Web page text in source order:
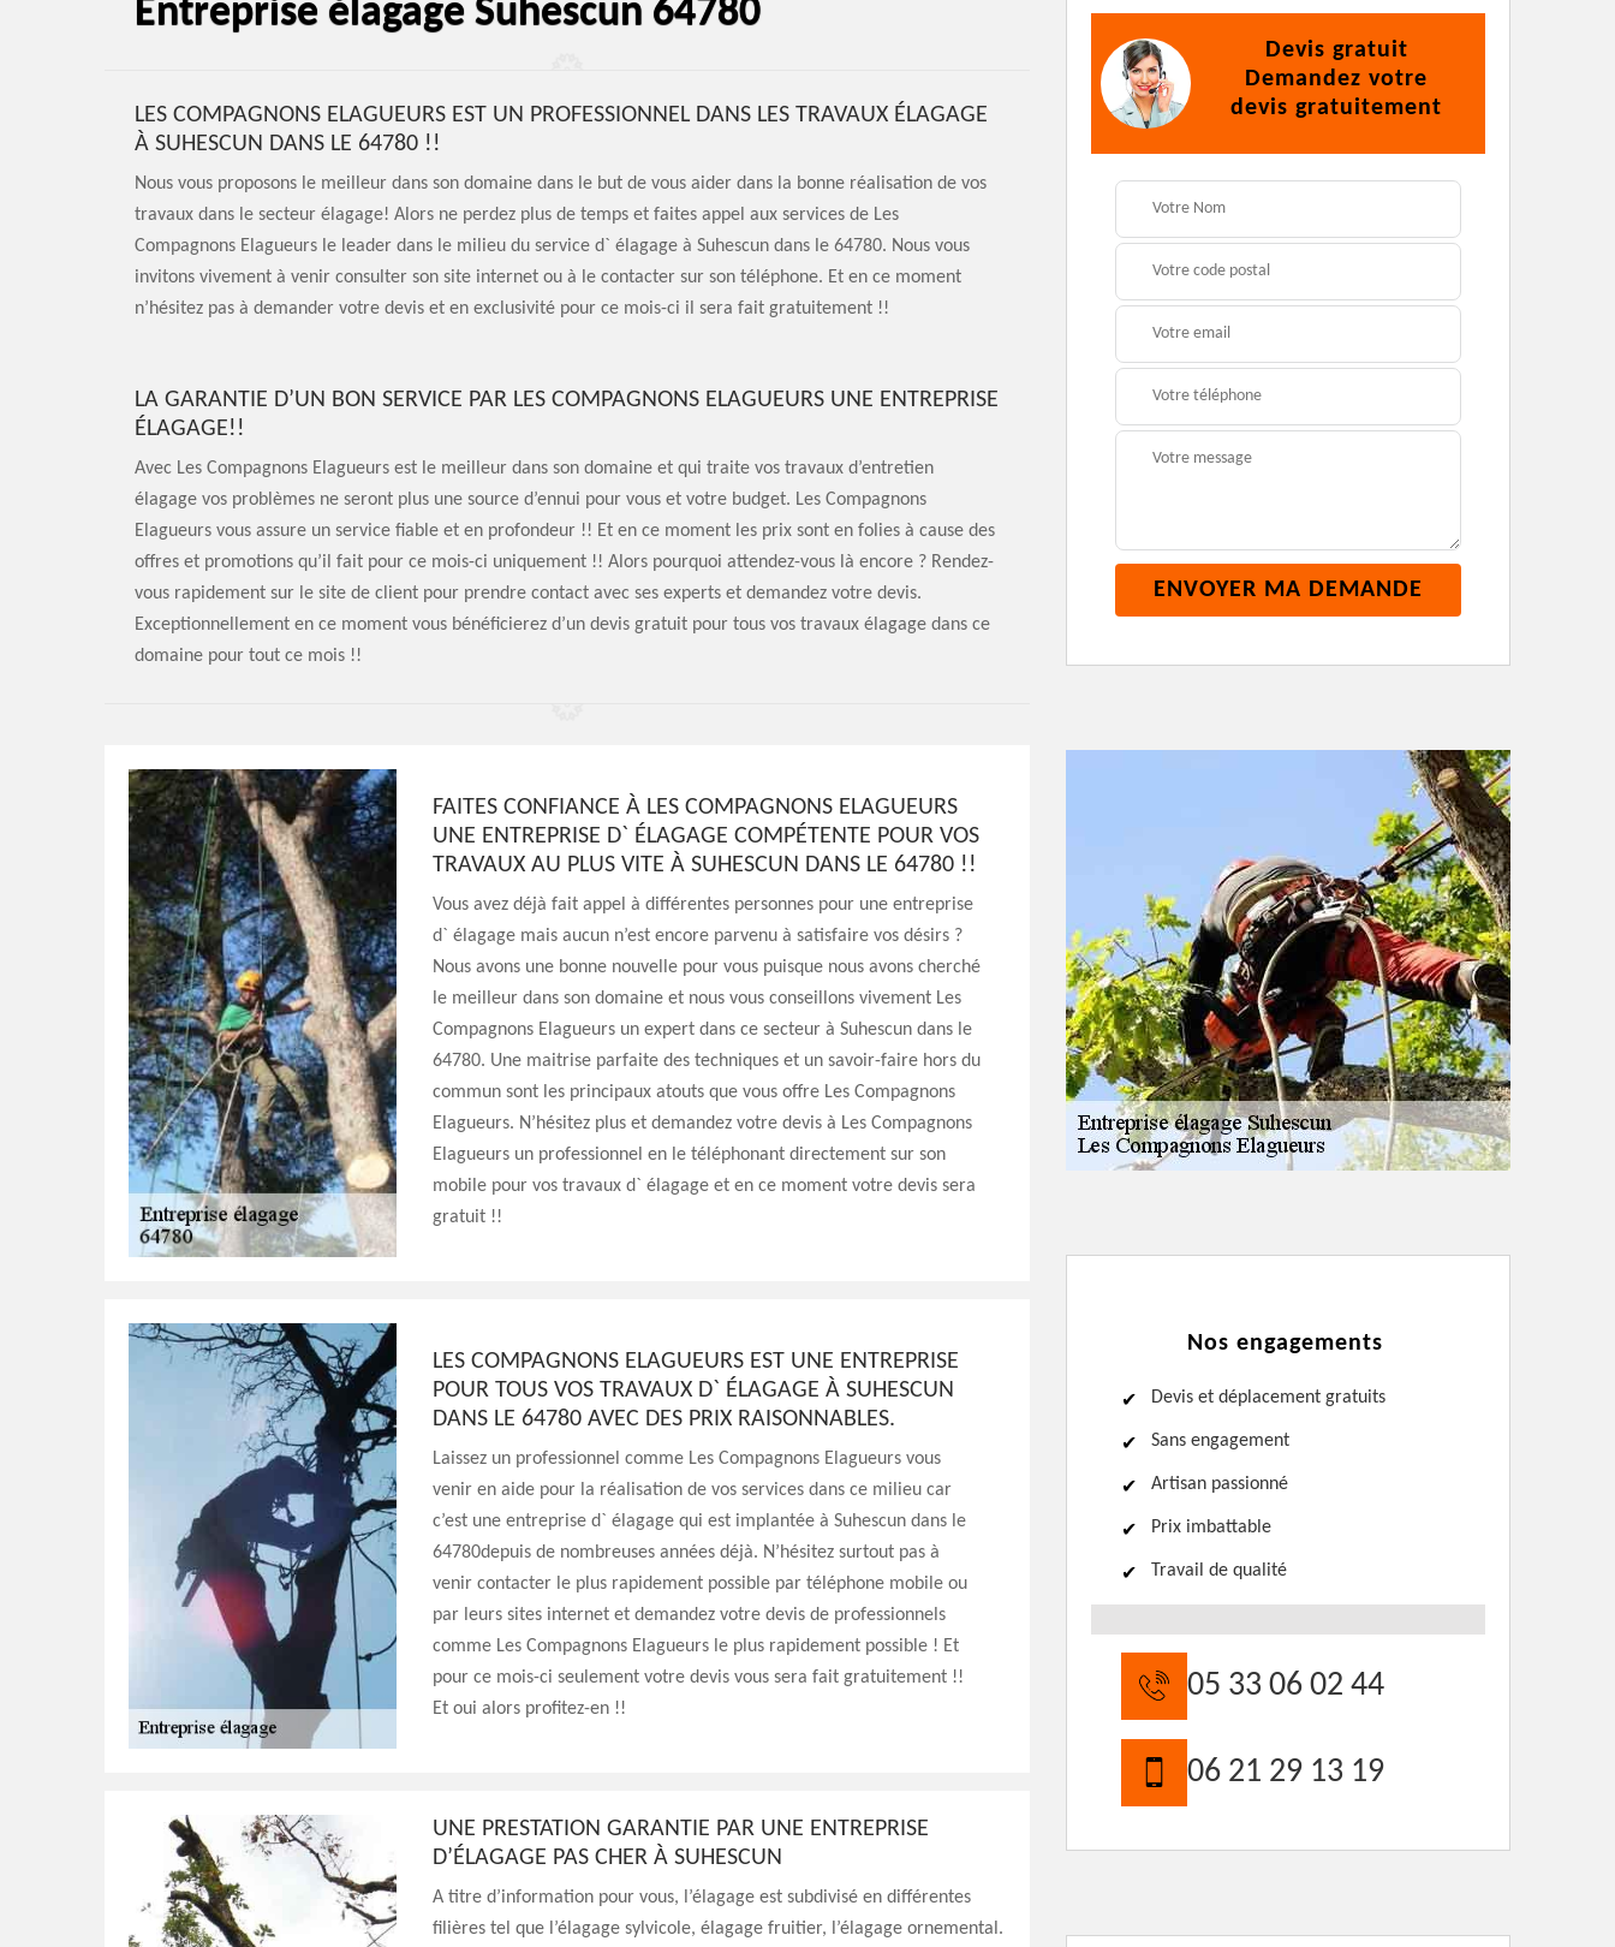
Entreprise élagage Suhescun 64780
LES COMPAGNONS ELAGUEURS EST UN PROFESSIONNEL DANS LES TRAVAUX ÉLAGAGE
À SUHESCUN DANS LE 64780 !!
Nous vous proposons le meilleur dans son domaine dans le but de vous aider dans la bonne réalisation de vos
travaux dans le secteur élagage! Alors ne perdez plus de temps et faites appel aux services de Les
Compagnons Elagueurs le leader dans le milieu du service d` élagage à Suhescun dans le 64780. Nous vous
invitons vivement à venir consulter son site internet ou à le contacter sur son téléphone. Et en ce moment
n’hésitez pas à demander votre devis et en exclusivité pour ce mois-ci il sera fait gratuitement !!
LA GARANTIE D’UN BON SERVICE PAR LES COMPAGNONS ELAGUEURS UNE ENTREPRISE
ÉLAGAGE!!
Avec Les Compagnons Elagueurs est le meilleur dans son domaine et qui traite vos travaux d’entretien
élagage vos problèmes ne seront plus une source d’ennui pour vous et votre budget. Les Compagnons
Elagueurs vous assure un service fiable et en profondeur !! Et en ce moment les prix sont en folies à cause des
offres et promotions qu’il fait pour ce mois-ci uniquement !! Alors pourquoi attendez-vous là encore ? Rendez-
vous rapidement sur le site de client pour prendre contact avec ses experts et demandez votre devis.
Exceptionnellement en ce moment vous bénéficierez d’un devis gratuit pour tous vos travaux élagage dans ce
domaine pour tout ce mois !!
FAITES CONFIANCE À LES COMPAGNONS ELAGUEURS
UNE ENTREPRISE D` ÉLAGAGE COMPÉTENTE POUR VOS
TRAVAUX AU PLUS VITE À SUHESCUN DANS LE 64780 !!
Vous avez déjà fait appel à différentes personnes pour une entreprise
d` élagage mais aucun n’est encore parvenu à satisfaire vos désirs ?
Nous avons une bonne nouvelle pour vous puisque nous avons cherché
le meilleur dans son domaine et nous vous conseillons vivement Les
Compagnons Elagueurs un expert dans ce secteur à Suhescun dans le
64780. Une maitrise parfaite des techniques et un savoir-faire hors du
commun sont les principaux atouts que vous offre Les Compagnons
Elagueurs. N’hésitez plus et demandez votre devis à Les Compagnons
Elagueurs un professionnel en le téléphonant directement sur son
mobile pour vos travaux d` élagage et en ce moment votre devis sera
gratuit !!
LES COMPAGNONS ELAGUEURS EST UNE ENTREPRISE
POUR TOUS VOS TRAVAUX D` ÉLAGAGE À SUHESCUN
DANS LE 64780 AVEC DES PRIX RAISONNABLES.
Laissez un professionnel comme Les Compagnons Elagueurs vous
venir en aide pour la réalisation de vos services dans ce milieu car
c’est une entreprise d` élagage qui est implantée à Suhescun dans le
64780depuis de nombreuses années déjà. N’hésitez surtout pas à
venir contacter le plus rapidement possible par téléphone mobile ou
par leurs sites internet et demandez votre devis de professionnels
comme Les Compagnons Elagueurs le plus rapidement possible ! Et
pour ce mois-ci seulement votre devis vous sera fait gratuitement !!
Et oui alors profitez-en !!
UNE PRESTATION GARANTIE PAR UNE ENTREPRISE
D’ÉLAGAGE PAS CHER À SUHESCUN
A titre d’information pour vous, l’élagage est subdivisé en différentes
filières tel que l’élagage sylvicole, élagage fruitier, l’élagage ornemental.
Devis gratuit
Demandez votre
devis gratuitement
Nos engagements
Devis et déplacement gratuits
Sans engagement
Artisan passionné
Prix imbattable
Travail de qualité
05 33 06 02 44
06 21 29 13 19